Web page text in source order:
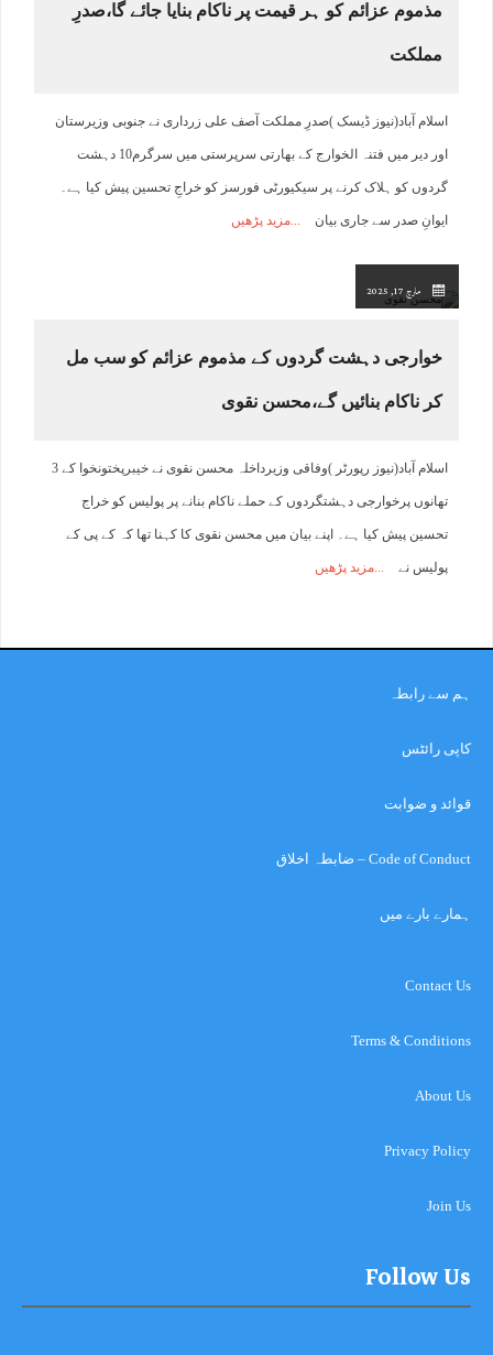
مذموم عزائم کو ہر قیمت پر ناکام بنایا جائے گا،صدرِ
مملکت
اسلام آباد(نیوز ڈیسک )صدرِ مملکت آصف علی زرداری نے جنوبی وزیرستان
اور دیر میں فتنہ الخوارج کے بھارتی سرپرستی میں سرگرم10 دہشت
گردوں کو ہلاک کرنے پر سیکیورٹی فورسز کو خراجِ تحسین پیش کیا ہے۔
ایوانِ صدر سے جاری بیان مزید پڑھیں
مارچ 17, 2025
خوارجی دہشت گردوں کے مذموم عزائم کو سب مل
کر ناکام بنائیں گے،محسن نقوی
اسلام آباد(نیوز رپورٹر )وفاقی وزیرداخلہ محسن نقوی نے خیبرپختونخوا کے 3
تھانوں پرخوارجی دہشتگردوں کے حملے ناکام بنانے پر پولیس کو خراج
تحسین پیش کیا ہے۔ اپنے بیان میں محسن نقوی کا کہنا تھا کہ کے پی کے
پولیس نے مزید پڑھیں
ہم سے رابطہ
کاپی رائٹس
قوائد و ضوابت
Code of Conduct – ضابطہ اخلاق
ہمارے بارے میں
Contact Us
Terms & Conditions
About Us
Privacy Policy
Join Us
Follow Us